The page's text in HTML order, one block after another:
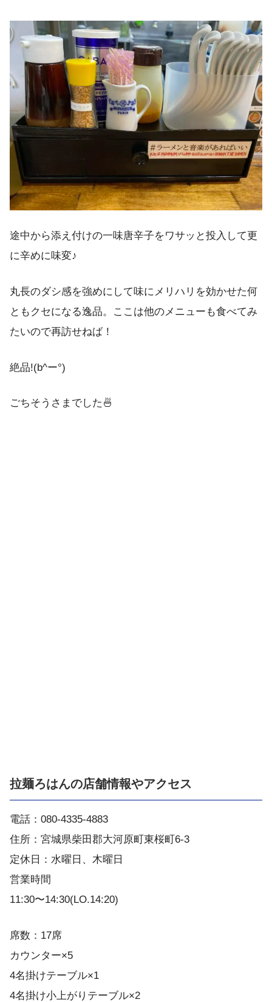
途中から添え付けの一味唐辛子をワサッと投入して更
に辛めに味変♪
丸長のダシ感を強めにして味にメリハリを効かせた何
ともクセになる逸品。ここは他のメニューも食べてみ
たいので再訪せねば！
絶品!(b^ー°)
ごちそうさまでした🍜
拉麺ろはんの店舗情報やアクセス
電話：080-4335-4883
住所：宮城県柴田郡大河原町東桜町6-3
定休日：水曜日、木曜日
営業時間
11:30〜14:30(LO.14:20)
席数：17席
カウンター×5
4名掛けテーブル×1
4名掛け小上がりテーブル×2